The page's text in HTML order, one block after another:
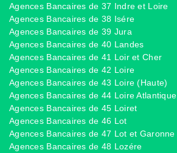
Agences Bancaires de 37 Indre et Loire
Agences Bancaires de 38 Isére
Agences Bancaires de 39 Jura
Agences Bancaires de 40 Landes
Agences Bancaires de 41 Loir et Cher
Agences Bancaires de 42 Loire
Agences Bancaires de 43 Loire (Haute)
Agences Bancaires de 44 Loire Atlantique
Agences Bancaires de 45 Loiret
Agences Bancaires de 46 Lot
Agences Bancaires de 47 Lot et Garonne
Agences Bancaires de 48 Lozére